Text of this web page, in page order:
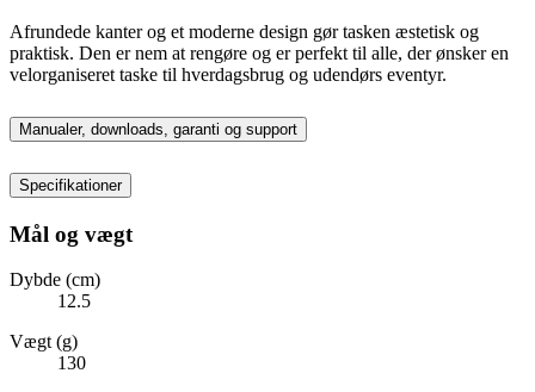
Afrundede kanter og et moderne design gør tasken æstetisk og
praktisk. Den er nem at rengøre og er perfekt til alle, der ønsker en
velorganiseret taske til hverdagsbrug og udendørs eventyr.
Manualer, downloads, garanti og support
Specifikationer
Mål og vægt
Dybde (cm)
12.5
Vægt (g)
130